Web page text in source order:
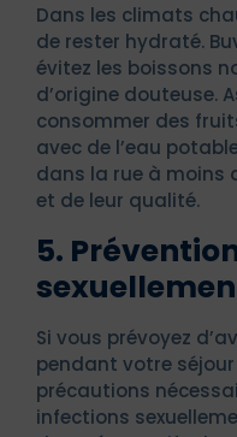
Dans les climats
de rester hydraté.
évitez les boissons
d’origine douteuse.
consommer des
avec de l’eau
dans la rue à moins
et de leur qualité.
5.
Si vous prévoyez
pendant votre séjour
précautions
infections